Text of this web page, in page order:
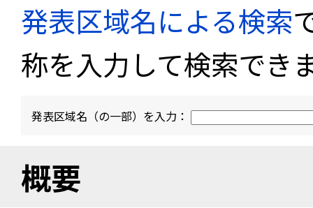
発表区域名による検索
称を入力して検索でき
発表区域名（の一部）を入力：
概要